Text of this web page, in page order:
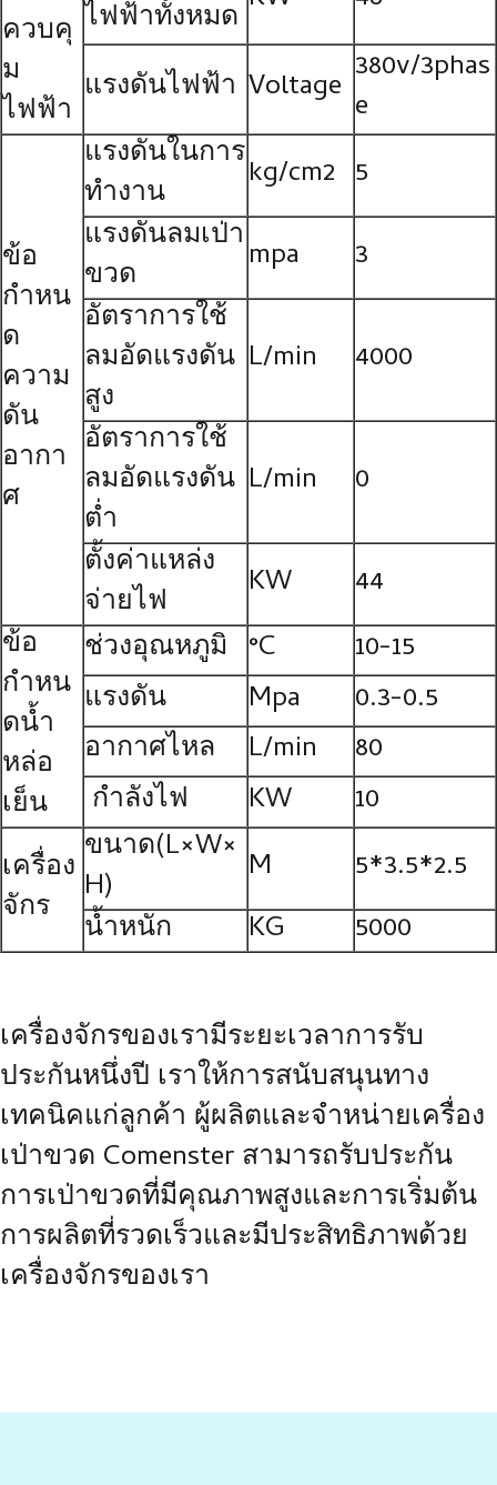
ควบคุ
ม
ไฟฟ้า
ไฟฟ้าทั้งหมด
แรงดันไฟฟ้า Voltage 380v/3phas
e
ข้อ
กำหน
ด
ความ
ดัน
อากา
ศ
แรงดันในการ
ทำงาน
kg/cm2 5
แรงดันลมเป่า
ขวด
mpa
3
อัตราการใช้
ลมอัดแรงดัน
สูง
L/min
4000
อัตราการใช้
ลมอัดแรงดัน
ต่ำ
L/min
0
ตั้งค่าแหล่ง
จ่ายไฟ
KW
44
ข้อ
กำหน
ดน้ำ
หล่อ
เย็น
ช่วงอุณหภูมิ °C
10-15
แรงดัน
Mpa
0.3-0.5
อากาศไหล
L/min
80
กำลังไฟ
KW
10
เครื่อง
จักร
ขนาด(L×W×
H)
M
5*3.5*2.5
น้ำหนัก
KG 5000
เครื่องจักรของเรามีระยะเวลาการรับ
ประกันหนึ่งปี เราให้การสนับสนุนทาง
เทคนิคแก่ลูกค้า ผู้ผลิตและจำหน่ายเครื่อง
เป่าขวด Comenster สามารถรับประกัน
การเป่าขวดที่มีคุณภาพสูงและการเริ่มต้น
การผลิตที่รวดเร็วและมีประสิทธิภาพด้วย
เครื่องจักรของเรา